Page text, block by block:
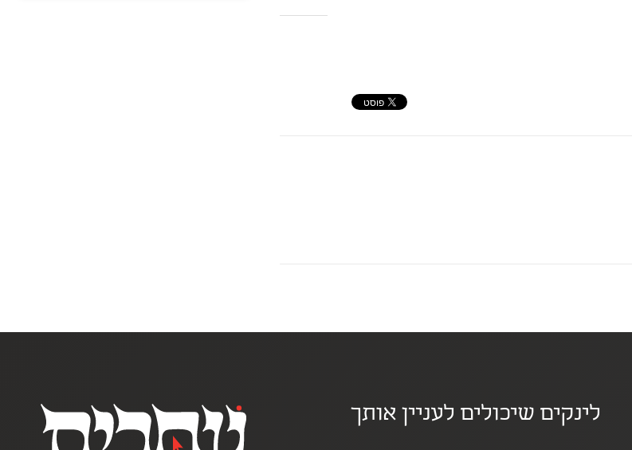
לינקים שיכולים לעניין אותך